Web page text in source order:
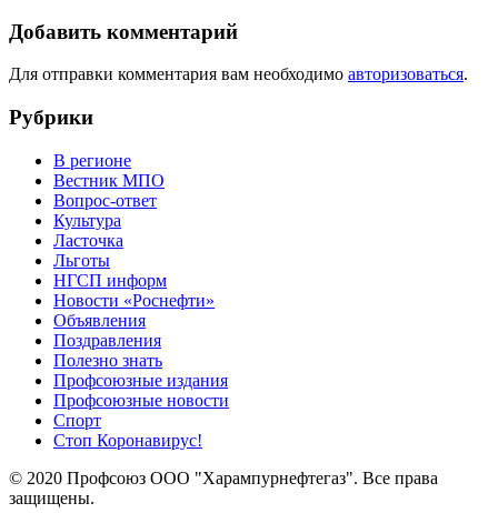
Добавить комментарий
Для отправки комментария вам необходимо авторизоваться.
Рубрики
В регионе
Вестник МПО
Вопрос-ответ
Культура
Ласточка
Льготы
НГСП информ
Новости «Роснефти»
Объявления
Поздравления
Полезно знать
Профсоюзные издания
Профсоюзные новости
Спорт
Стоп Коронавирус!
© 2020 Профсоюз ООО "Харампурнефтегаз". Все права
защищены.